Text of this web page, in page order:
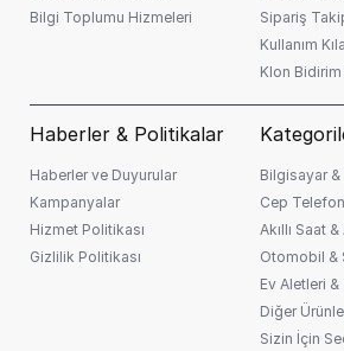
Bilgi Toplumu Hizmeleri
Sipariş
Kullanım
Klon
Haberler & Politikalar
Haberler ve Duyurular
Kampanyalar
Hizmet Politikası
Gizlilik Politikası
Bilgisayar
Cep
Akıllı Saat
Otomobil &
Ev Aletleri &
Diğer
Sizin İçin